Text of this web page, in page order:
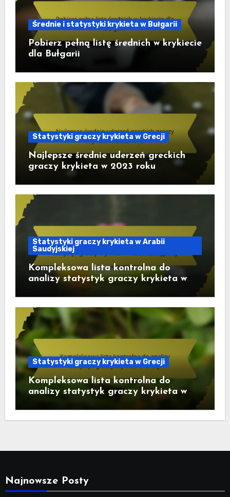
Średnie i statystyki krykieta w Bułgarii
Pobierz pełną listę średnich w krykiecie
dla Bułgarii
Statystyki graczy krykieta w Grecji
Najlepsze średnie uderzeń greckich
graczy krykieta w 2023 roku
Statystyki graczy krykieta w Arabii
Saudyjskiej
Kompleksowa lista kontrolna do
analizy statystyk graczy krykieta w
Statystyki graczy krykieta w Grecji
Kompleksowa lista kontrolna do
analizy statystyk graczy krykieta w
Najnowsze Posty